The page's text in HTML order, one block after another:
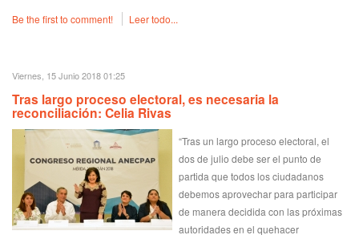
Be the first to comment! Leer todo...
Viernes, 15 Junio 2018 01:25
Tras largo proceso electoral, es necesaria la
reconciliación: Celia Rivas
“Tras un largo proceso electoral, el
dos de julio debe ser el punto de
partida que todos los ciudadanos
debemos aprovechar para participar
de manera decidida con las próximas
autoridades en el quehacer